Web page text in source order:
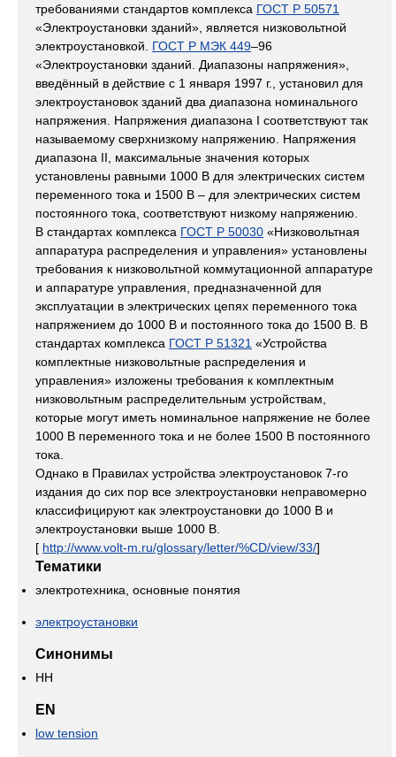
требованиями стандартов комплекса ГОСТ Р 50571
«Электроустановки зданий», является низковольтной
электроустановкой. ГОСТ Р МЭК 449–96
«Электроустановки зданий. Диапазоны напряжения»,
введённый в действие с 1 января 1997 г., установил для
электроустановок зданий два диапазона номинального
напряжения. Напряжения диапазона I соответствуют так
называемому сверхнизкому напряжению. Напряжения
диапазона II, максимальные значения которых
установлены равными 1000 В для электрических систем
переменного тока и 1500 В – для электрических систем
постоянного тока, соответствуют низкому напряжению.
В стандартах комплекса ГОСТ Р 50030 «Низковольтная
аппаратура распределения и управления» установлены
требования к низковольтной коммутационной аппаратуре
и аппаратуре управления, предназначенной для
эксплуатации в электрических цепях переменного тока
напряжением до 1000 В и постоянного тока до 1500 В. В
стандартах комплекса ГОСТ Р 51321 «Устройства
комплектные низковольтные распределения и
управления» изложены требования к комплектным
низковольтным распределительным устройствам,
которые могут иметь номинальное напряжение не более
1000 В переменного тока и не более 1500 В постоянного
тока.
Однако в Правилах устройства электроустановок 7-го
издания до сих пор все электроустановки неправомерно
классифицируют как электроустановки до 1000 В и
электроустановки выше 1000 В.
[ http://www.volt-m.ru/glossary/letter/%CD/view/33/]
Тематики
электротехника, основные понятия
электроустановки
Синонимы
НН
EN
low tension